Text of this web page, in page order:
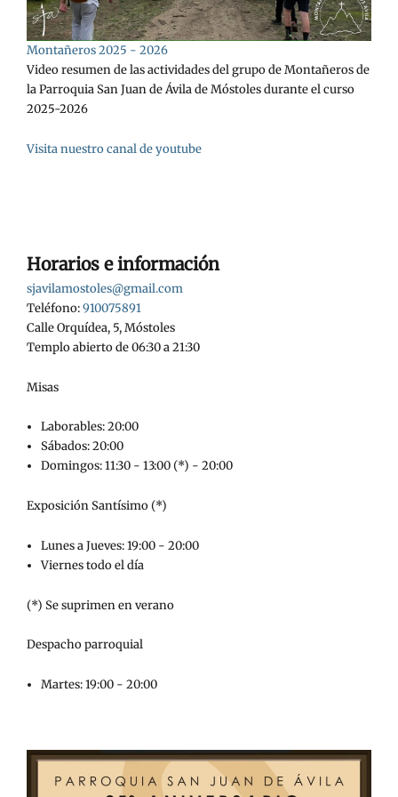
Montañeros 2025 - 2026
Video resumen de las actividades del grupo de Montañeros de
la Parroquia San Juan de Ávila de Móstoles durante el curso
2025-2026
Visita nuestro canal de youtube
Horarios e información
sjavilamostoles@gmail.com
Teléfono:910075891
Calle Orquídea, 5, Móstoles
Templo abierto de 06:30 a 21:30
Misas
Laborables: 20:00
Sábados: 20:00
Domingos: 11:30 - 13:00 (*) - 20:00
Exposición Santísimo (*)
Lunes a Jueves: 19:00 - 20:00
Viernes todo el día
(*) Se suprimen en verano
Despacho parroquial
Martes: 19:00 - 20:00